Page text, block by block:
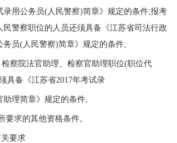
录用公务员(人民警察)简章》规定的条件;报考
民警察职位的人员还须具备《江苏省司法行政
务员(人民警察)简章》规定的条件;
院法官助理、检察官助理职位(职位代
具备《江苏省2017年考试录
理简章》规定的条件;
求的其他资格条件。
要求